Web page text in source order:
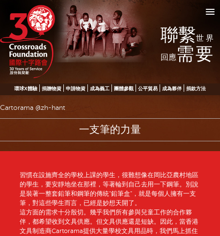
聯繫世界
回應需要
環球X體驗 捐贈物資 申請物資 成為義工 團體參觀 公平貿易 成為夥伴 捐款方法
Cartorama @zh-hant
一支筆的力量
習慣在設施齊全的學校上課的學生，很難想像在岡比亞農村地區
的學生，要安靜地坐在那裡，等著輪到自己去用一下鋼筆。別說
是裝著一整套鉛筆和鋼筆的傳統“鉛筆盒”，就是每個人擁有一支
筆，對這些學生而言，已經是妙想天開了。
這方面的需求十分殷切。幾乎我們所有參與兒童工作的合作夥
伴，都希望收到文具供應。但文具供應還是短缺。因此，當香港
文具制造商Cartorama提供大量學校文具用品時，我們馬上抓住